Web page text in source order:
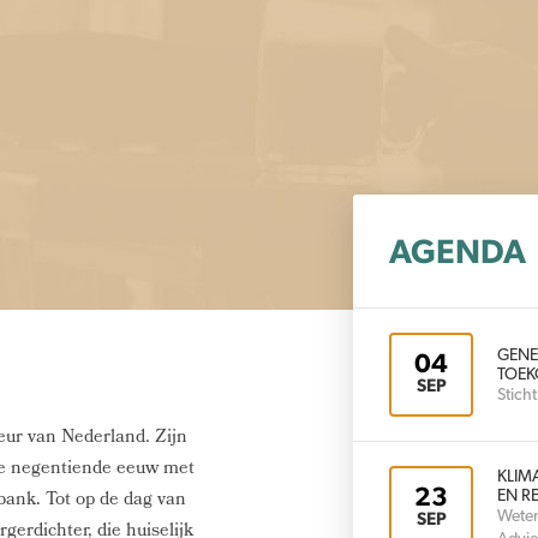
van Nederland. Zijn
negentiende eeuw met
Tot op de dag van
AGENDA
04
SEP
23
SEP
EN